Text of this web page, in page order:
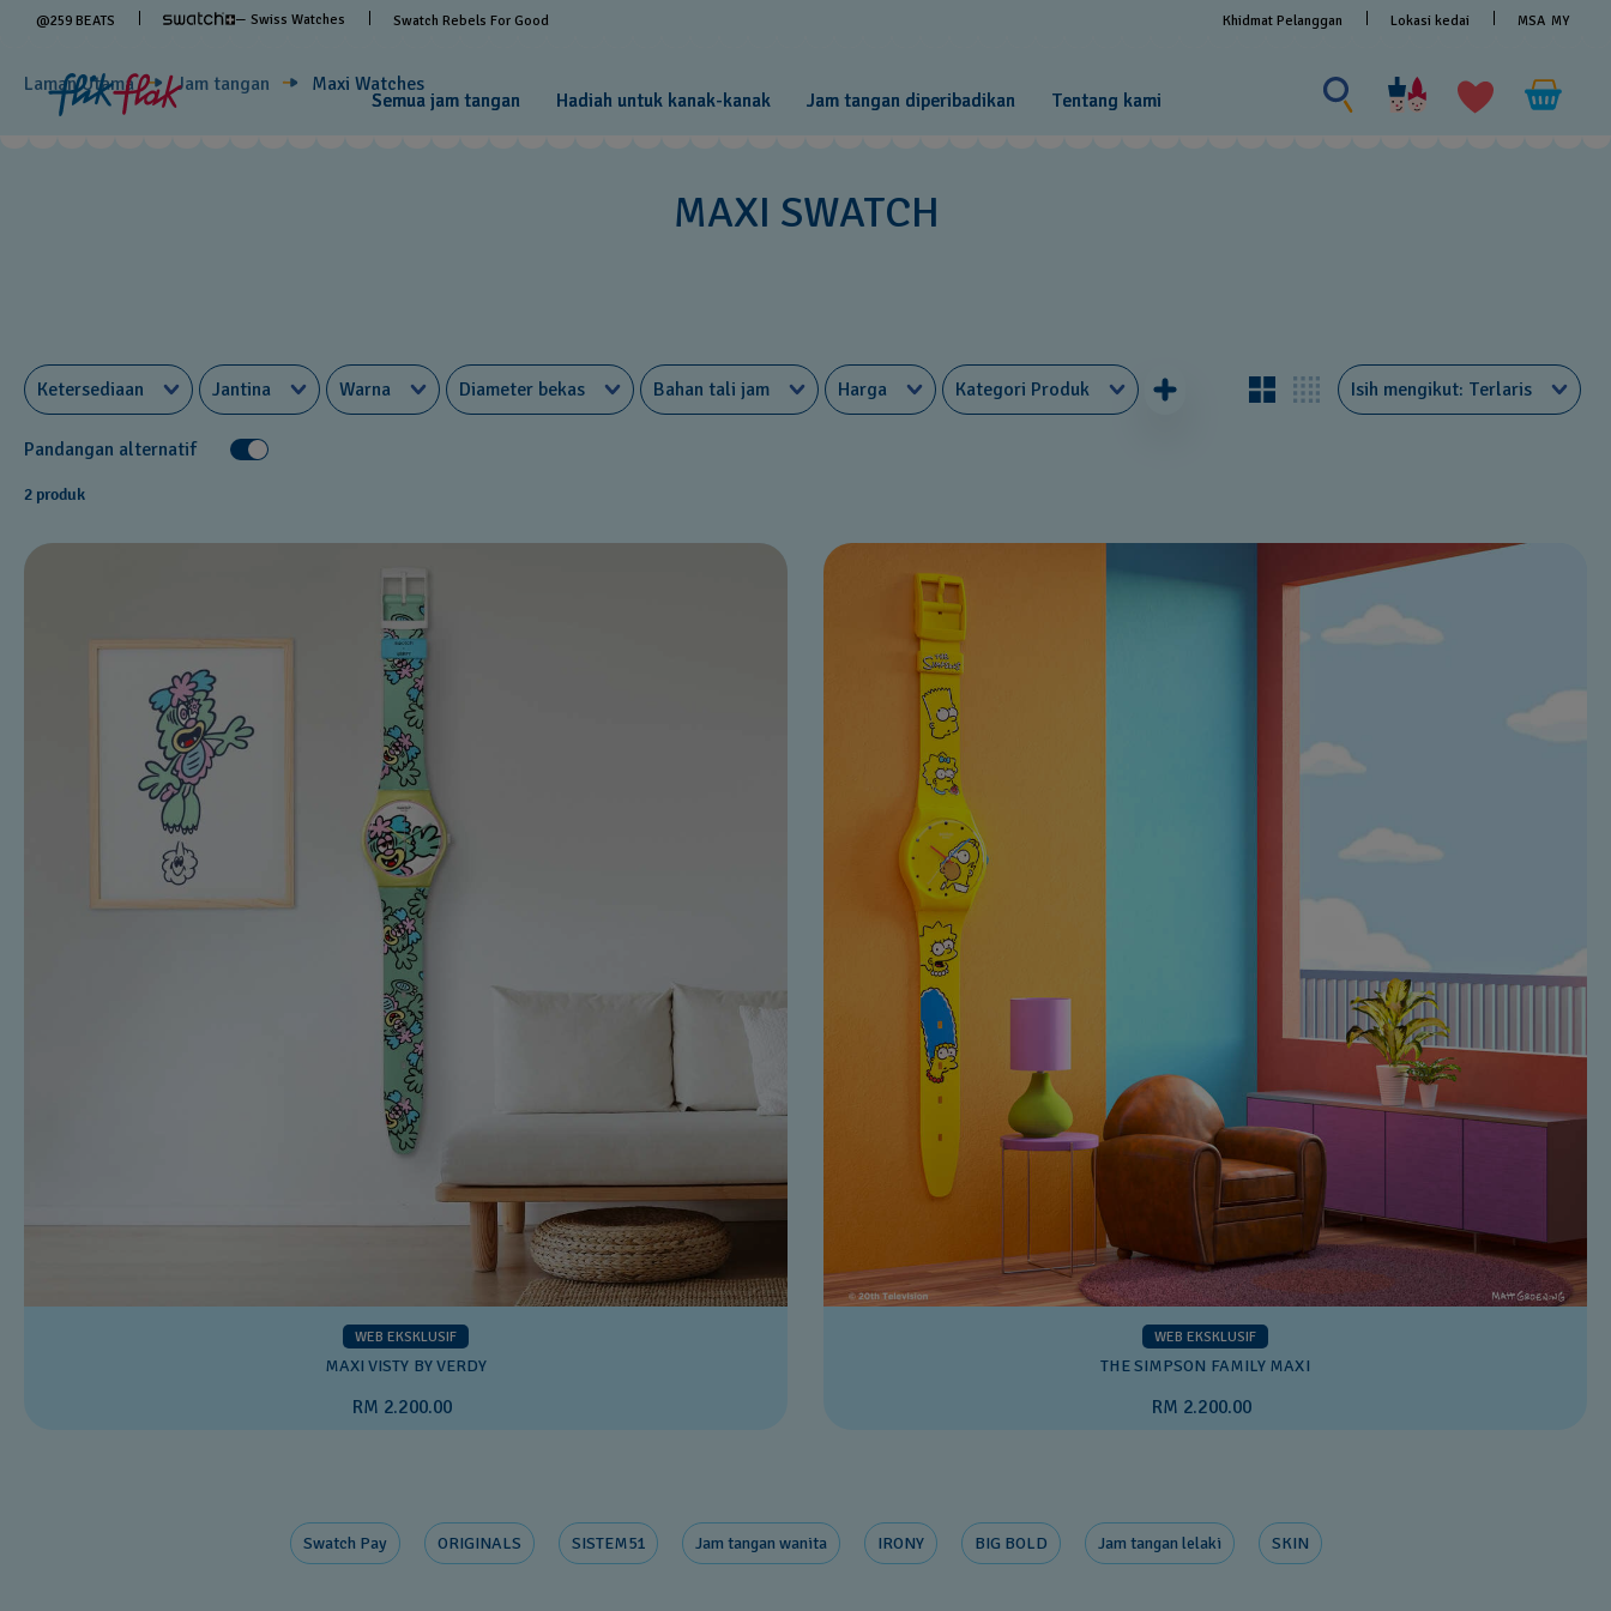
@259 BEATS — Swiss Watches Swatch Rebels For Good Khidmat Pelanggan Lokasi kedai MSA MY
Semua jam tangan Hadiah untuk kanak-kanak Jam tangan diperibadikan Tentang kami
Cari
sesuatu
Laman Utama
Jam tangan Maxi Watches
MAXI SWATCH
Ketersediaan Jantina Warna Diameter bekas Bahan tali jam Harga Kategori Produk Isih mengikut Terlaris
Pandangan alternatif
2 produk
WEB EKSKLUSIF
MAXI VISTY BY VERDY
RM 2.200.00
WEB EKSKLUSIF
THE SIMPSON FAMILY MAXI
RM 2.200.00
Swatch Pay ORIGINALS SISTEM51 Jam tangan wanita IRONY BIG BOLD Jam tangan lelaki SKIN